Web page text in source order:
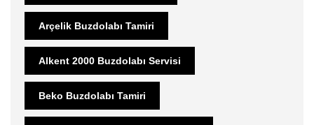
Arçelik Buzdolabı Tamiri
Alkent 2000 Buzdolabı Servisi
Beko Buzdolabı Tamiri